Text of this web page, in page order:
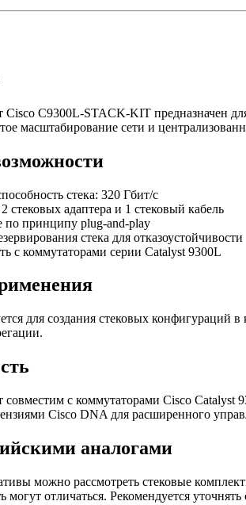
Cisco C9300L-STACK-KIT предназначен
масштабирование сети и
стека: 320 Гбит/с
стековых адаптера и 1 стековый кабель
по принципу plug-and-play
стека для отказоустойчивости
с коммутаторами серии Catalyst 9300L
для создания стековых конфигураций
с коммутаторами Cisco Catalyst
Cisco DNA для расширенного
аналогами
можно рассмотреть стековые
могут отличаться. Рекомендуется